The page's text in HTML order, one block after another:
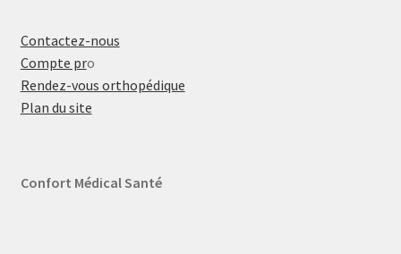
Contactez-nous
Compte pro
Rendez-vous orthopédique
Plan du site
Confort Médical Santé